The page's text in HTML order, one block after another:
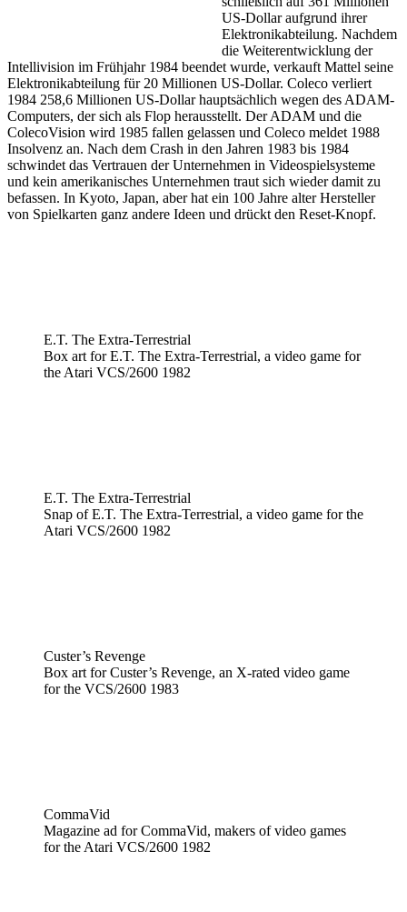
US-Dollar aufgrund ihrer
Elektronikabteilung. Nachdem
die Weiterentwicklung der
Intellivision im Frühjahr 1984 beendet wurde, verkauft Mattel seine
Elektronikabteilung für 20 Millionen US-Dollar. Coleco verliert
1984 258,6 Millionen US-Dollar hauptsächlich wegen des ADAM-
Computers, der sich als Flop herausstellt. Der ADAM und die
ColecoVision wird 1985 fallen gelassen und Coleco meldet 1988
Insolvenz an. Nach dem Crash in den Jahren 1983 bis 1984
schwindet das Vertrauen der Unternehmen in Videospielsysteme
und kein amerikanisches Unternehmen traut sich wieder damit zu
befassen. In Kyoto, Japan, aber hat ein 100 Jahre alter Hersteller
von Spielkarten ganz andere Ideen und drückt den Reset-Knopf.
E.T. The Extra-Terrestrial
Box art for E.T. The Extra-Terrestrial, a video game for
the Atari VCS/2600 1982
E.T. The Extra-Terrestrial
Snap of E.T. The Extra-Terrestrial, a video game for the
Atari VCS/2600 1982
Custer’s Revenge
Box art for Custer’s Revenge, an X-rated video game
for the VCS/2600 1983
CommaVid
Magazine ad for CommaVid, makers of video games
for the Atari VCS/2600 1982